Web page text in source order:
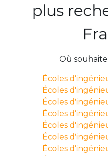
plus
Où
Écoles
Écoles
Écoles
Écoles
Écoles
Écoles
Écoles